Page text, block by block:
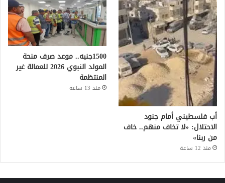
أب فلسطيني أمام جنود
الاحتلال: «لا تخاف منهم.. خاف
من ربنا»
منذ 12 ساعة
1500جنيه.. موعد صرف منحة
المولد النبوي 2026 للعمالة غير
المنتظمة
منذ 13 ساعة